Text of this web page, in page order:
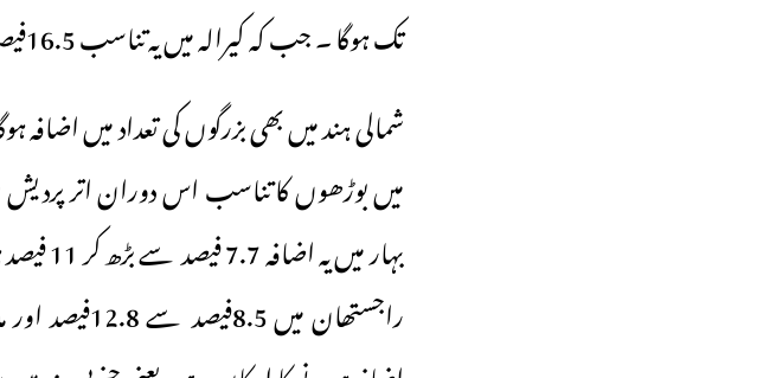
تک ہوگا ۔ جب کہ کیرالہ میں یہ تناسب 16.5فیصد سے بڑھ کر 22.8فیصد ہو جائے گا۔
شمالی ہند میں بھی بزرگوں کی تعداد میں